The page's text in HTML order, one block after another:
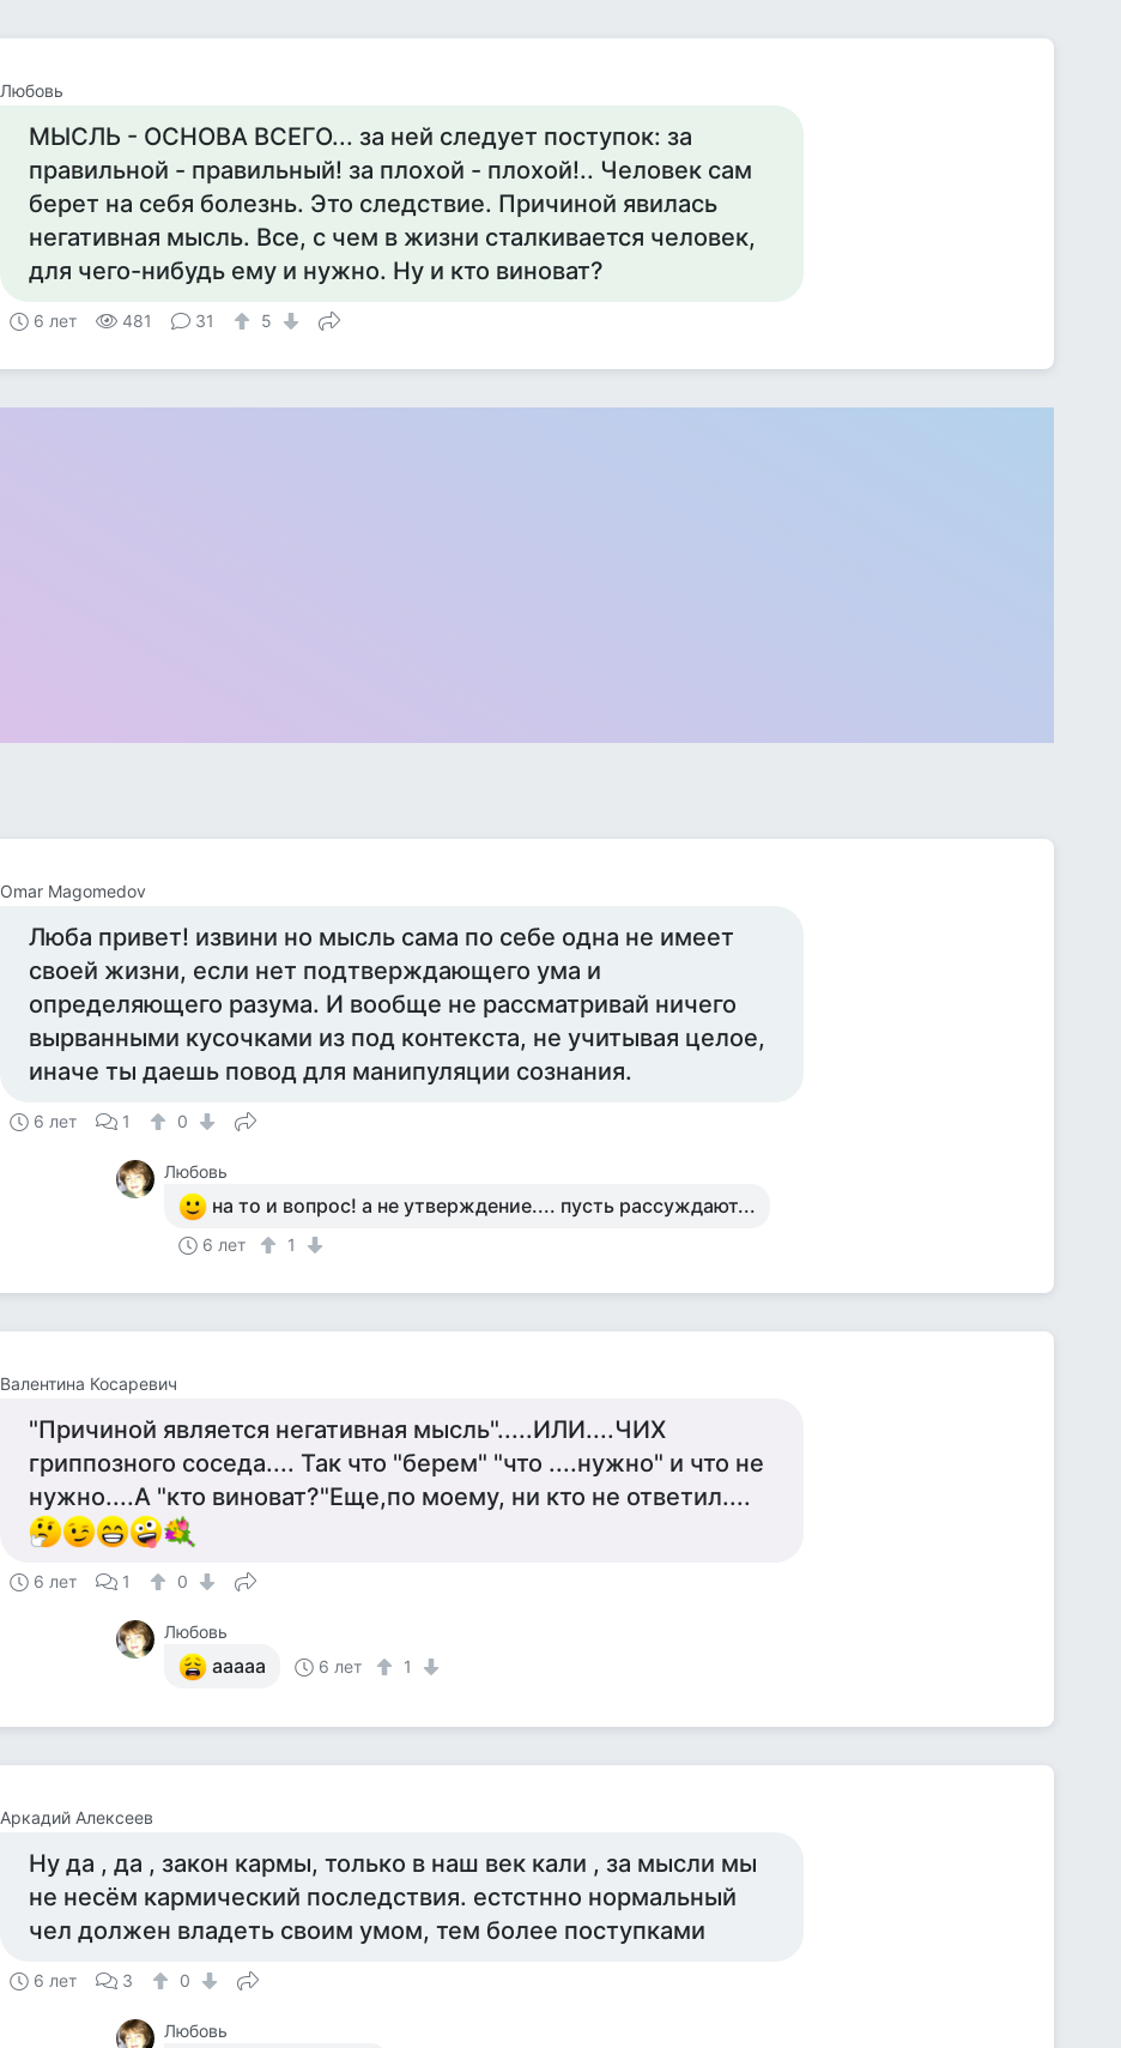
Любовь
МЫСЛЬ - ОСНОВА ВСЕГО... за ней следует поступок: за
правильной - правильный! за плохой - плохой!.. Человек сам
берет на себя болезнь. Это следствие. Причиной явилась
негативная мысль. Все, с чем в жизни сталкивается человек,
для чего-нибудь ему и нужно. Ну и кто виноват?
6 лет 481 31 5
Omar Magomedov
Люба привет! извини но мысль сама по себе одна не имеет
своей жизни, если нет подтверждающего ума и
определяющего разума. И вообще не рассматривай ничего
вырванными кусочками из под контекста, не учитывая целое,
иначе ты даешь повод для манипуляции сознания.
6 лет 1 0
Любовь
на то и вопрос! а не утверждение.... пусть рассуждают...
6 лет 1
Валентина Косаревич
"Причиной является негативная мысль".....ИЛИ....ЧИХ
гриппозного соседа.... Так что "берем" "что ....нужно" и что не
нужно....А "кто виноват?"Еще,по моему, ни кто не ответил....
6 лет 1 0
Любовь
ааааа 6 лет 1
Аркадий Алексеев
Ну да , да , закон кармы, только в наш век кали , за мысли мы
не несём кармический последствия. естстнно нормальный
чел должен владеть своим умом, тем более поступками
6 лет 3 0
Любовь